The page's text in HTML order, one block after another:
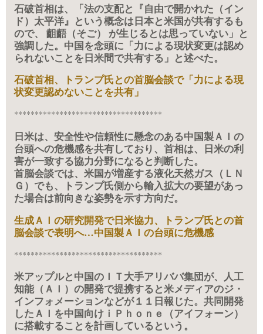
石破首相は、「法の支配と『自由で開かれた（イン
ド）太平洋』という概念は日本と米国が共有するも
ので、 齟齬（そご） が生じるとは思っていない」と
強調した。中国を念頭に「力による現状変更は認め
られないことを日米間で共有する」と述べた。
石破首相、トランプ氏との首脳会談で「力による現
状変更認めないことを共有」
************************************
日米は、安全性や信頼性に懸念のある中国製ＡＩの
台頭への危機感を共有しており、首相は、日米の利
害が一致する協力分野になると判断した。
首脳会談では、米国が増産する液化天然ガス（ＬＮ
Ｇ）でも、トランプ氏側から輸入拡大の要望があっ
た場合は前向きな姿勢を示す方向だ。
生成ＡＩの研究開発で日米協力、トランプ氏との首
脳会談で表明へ…中国製ＡＩの台頭に危機感
************************************
米アップルと中国のＩＴ大手アリババ集団が、人工
知能（ＡＩ）の開発で提携すると米メディアのジ・
インフォメーションなどが１１日報じた。共同開発
したＡＩを中国向けｉＰｈｏｎｅ（アイフォーン）
に搭載することを計画しているという。